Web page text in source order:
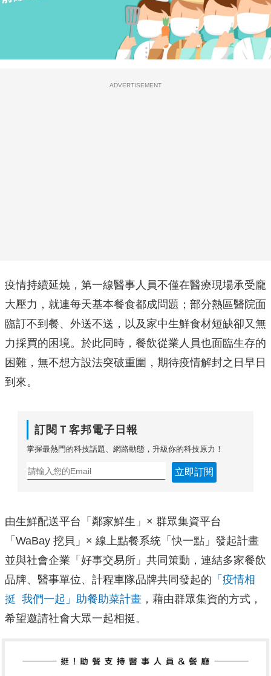
ADVERTISEMENT
疫情持續延燒，第一線醫事人員不僅在醫療現場承受龐
大壓力，就連每天基本餐食都成問題；部分熱區醫院面
臨訂不到餐、外送不送，以及家中生鮮食材短缺卻又無
力採買的困境。於此同時，餐飲從業人員也面臨生存的
困難，無不想方設法突破重圍，期待疫情解封之日早日
到來。
訂閱Ｔ客邦電子日報
掌握最熱門的科技話題、網路動態，升級你的科技原力！
立即訂閱
由生鮮配送平台「鄰家鮮生」× 群眾集資平台
「WaBay 挖貝」× 線上點餐系統「快一點」發起計畫
並與社會企業「好事交易所」共同策動，連結多家餐飲
品牌、醫事單位、計程車隊品牌共同發起的 「疫情相
挺 我們一起」助餐助菜計畫 ，藉由群眾集資的方式，
希望邀請社會大眾一起相挺。